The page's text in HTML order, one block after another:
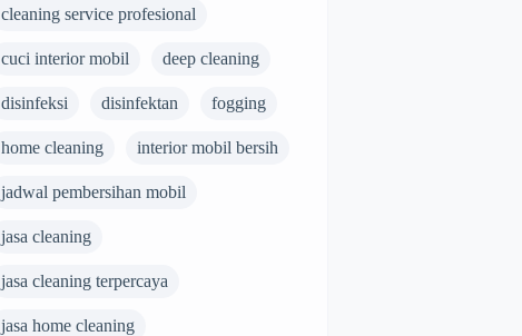
cleaning service profesional
cuci interior mobil deep cleaning
disinfeksi disinfektan fogging
home cleaning interior mobil bersih
jadwal pembersihan mobil
jasa cleaning
jasa cleaning terpercaya
jasa home cleaning